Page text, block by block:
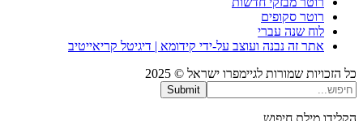
רוטר סקופים
לוח שנה עברי
אתר זה נבנה ועוצב על-ידי קידומא | דיגיטל קריאייטיב
שמורות לגיימפרו ישראל © 2025
Submit
מילת חיפוש